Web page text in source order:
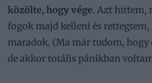
közölte, hogy vége. Azt hittem,
fogok majd kelleni és rettegtem,
maradok. (Ma már tudom, hogy
de akkor totális pánikban